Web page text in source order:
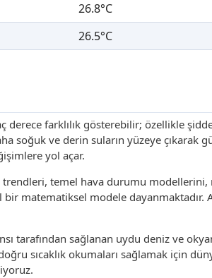
26.8°C
26.5°C
derece farklılık gösterebilir; özellikle
ve derin suların yüzeye çıkarak
yol açar.
trendleri, temel hava durumu
bir matematiksel modele dayanmaktadır.
tarafından sağlanan uydu deniz ve
sıcaklık okumaları sağlamak için